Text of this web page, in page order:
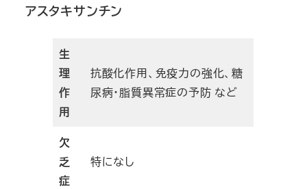
アスタキサンチン
生
理
作
用
抗酸化作用、免疫力の強化、糖
尿病・脂質異常症の予防 など
欠
乏
症
特になし